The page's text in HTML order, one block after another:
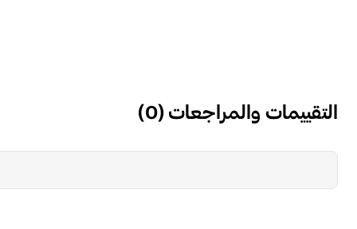
التقييمات والمراجعات(
0
)